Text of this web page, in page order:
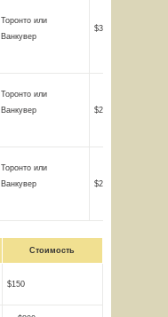
Торонто или
Ванкувер
$3600
Торонто или
Ванкувер
$2800
Торонто или
Ванкувер
$2100
Стоимость
$150